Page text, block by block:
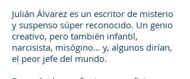
Julián Álvarez es un escritor de misterio
y suspenso súper reconocido. Un genio
creativo, pero también infantil,
narcisista, misógino… y, algunos dirían,
el peor jefe del mundo.